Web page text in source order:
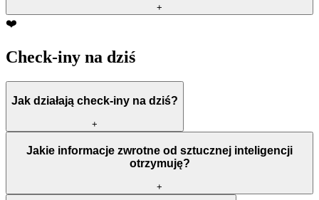
+
❤️
Check-iny na dziś
Jak działają check-iny na dziś?
+
Jakie informacje zwrotne od sztucznej inteligencji
otrzymuję?
+